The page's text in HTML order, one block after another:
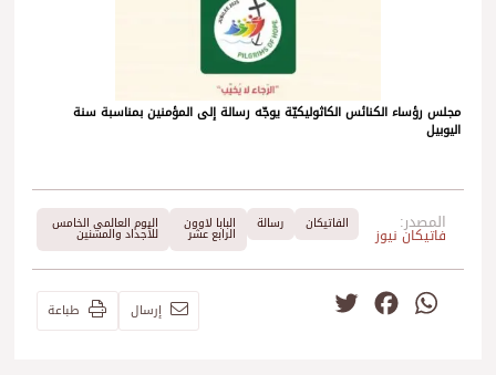
مجلس رؤساء الكنائس الكاثوليكيّة يوجّه رسالة إلى المؤمنين بمناسبة سنة
اليوبيل
المصدر:
فاتيكان نيوز
الفاتيكان رسالة البابا لاوون
الرابع عشر
اليوم العالمي الخامس
للأجداد والمسنين
WhatsApp
Facebook إرسال طباعة